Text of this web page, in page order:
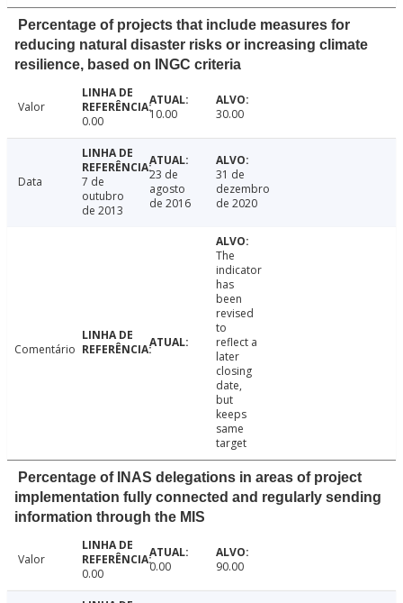
Percentage of projects that include measures for
reducing natural disaster risks or increasing climate
resilience, based on INGC criteria
Valor
0.00
10.00 30.00
Data
7 de
outubro
de 2013
23 de
agosto
de 2016
31 de
dezembro
de 2020
Comentário
The
indicator
has
been
revised
to
reflect a
later
closing
date,
but
keeps
same
target
Percentage of INAS delegations in areas of project
implementation fully connected and regularly sending
information through the MIS
Valor
0.00
0.00 90.00